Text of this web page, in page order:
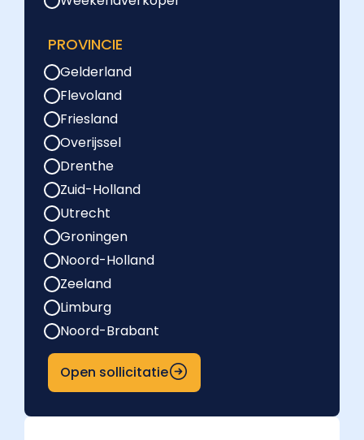
PROVINCIE
Gelderland
Flevoland
Friesland
Overijssel
Drenthe
Zuid-Holland
Utrecht
Groningen
Noord-Holland
Zeeland
Limburg
Noord-Brabant
Open sollicitatie